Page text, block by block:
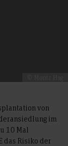
von
im
10 Mal
das Risiko der